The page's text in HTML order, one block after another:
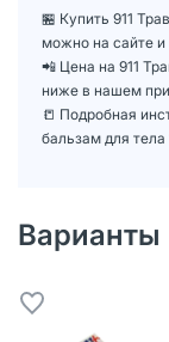
🏪 Купить 911
можно на сайте и
📲 Цена на 911
ниже в нашем
📒 Подробная
бальзам для
Варианты